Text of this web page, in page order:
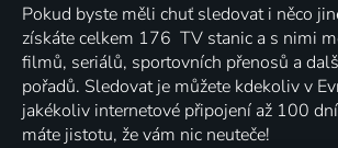
Pokud byste měli chuť sledovat i něco
získáte celkem 176 TV stanic a s nimi
filmů, seriálů, sportovních přenosů a
pořadů. Sledovat je můžete kdekoliv v
jakékoliv internetové připojení až 100
máte jistotu, že vám nic neuteče!